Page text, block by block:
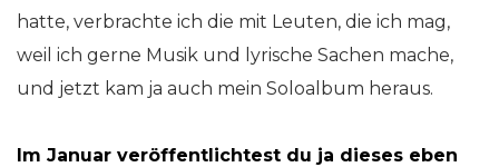
hatte, verbrachte ich die mit Leuten, die ich mag,
weil ich gerne Musik und lyrische Sachen mache,
und jetzt kam ja auch mein Soloalbum heraus.
Im Januar veröffentlichtest du ja dieses eben